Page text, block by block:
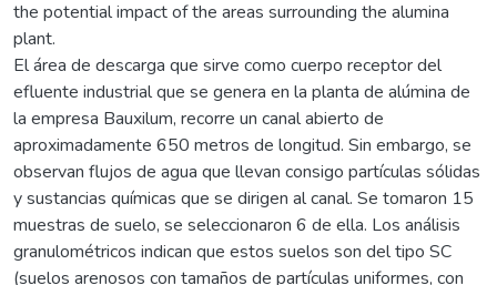
the potential impact of the areas surrounding the alumina
plant.
El área de descarga que sirve como cuerpo receptor del
efluente industrial que se genera en la planta de alúmina de
la empresa Bauxilum, recorre un canal abierto de
aproximadamente 650 metros de longitud. Sin embargo, se
observan flujos de agua que llevan consigo partículas sólidas
y sustancias químicas que se dirigen al canal. Se tomaron 15
muestras de suelo, se seleccionaron 6 de ella. Los análisis
granulométricos indican que estos suelos son del tipo SC
(suelos arenosos con tamaños de partículas uniformes, con